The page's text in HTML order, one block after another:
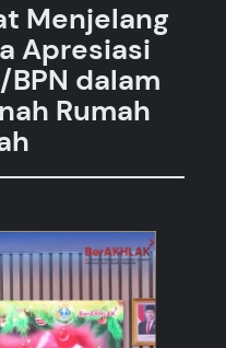
Menjelang
Apresiasi
BPN dalam
Rumah